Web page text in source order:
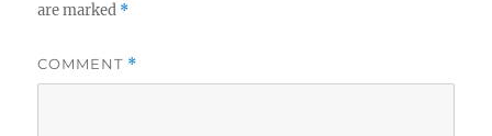
are marked *
COMMENT *